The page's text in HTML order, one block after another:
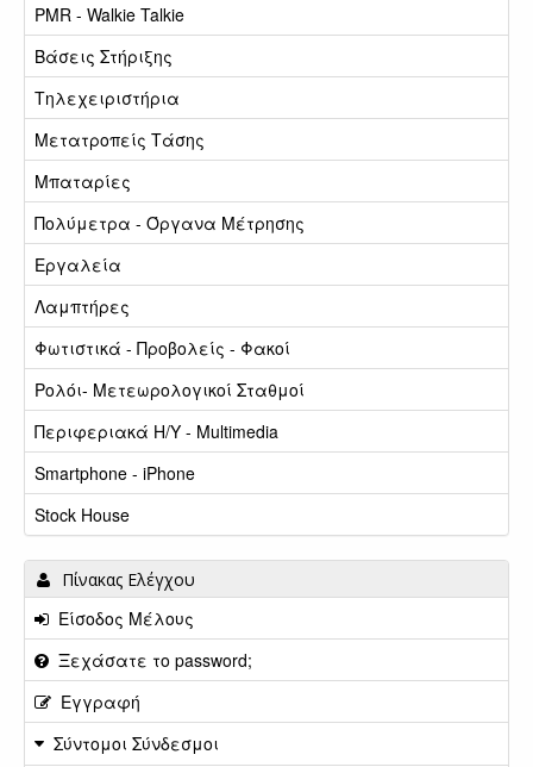
PMR - Walkie Talkie
Βάσεις Στήριξης
Τηλεχειριστήρια
Μετατροπείς Τάσης
Μπαταρίες
Πολύμετρα - Όργανα Μέτρησης
Εργαλεία
Λαμπτήρες
Φωτιστικά - Προβολείς - Φακοί
Ρολόι- Μετεωρολογικοί Σταθμοί
Περιφεριακά Η/Υ - Multimedia
Smartphone - iPhone
Stock House
Πίνακας Ελέγχου
Είσοδος Μέλους
Ξεχάσατε το password;
Εγγραφή
Σύντομοι Σύνδεσμοι